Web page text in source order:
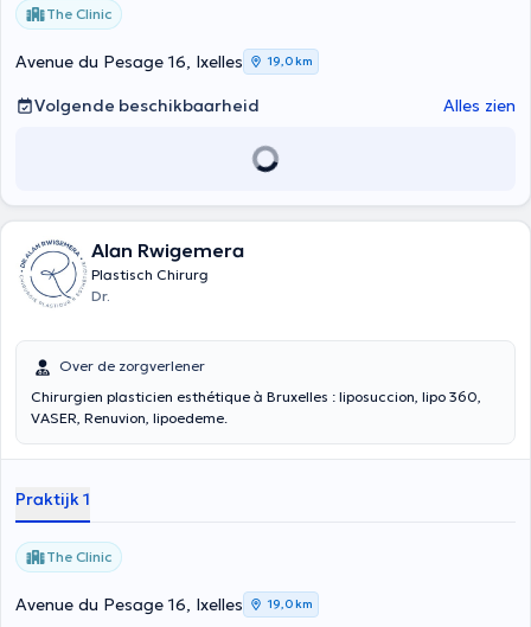
The Clinic
Avenue du Pesage 16, Ixelles 19,0 km
Volgende beschikbaarheid Alles zien
Alan Rwigemera
Plastisch Chirurg
Dr.
Over de zorgverlener
Chirurgien plasticien esthétique à Bruxelles : liposuccion, lipo 360,
VASER, Renuvion, lipoedeme.
Praktijk 1
The Clinic
Avenue du Pesage 16, Ixelles 19,0 km